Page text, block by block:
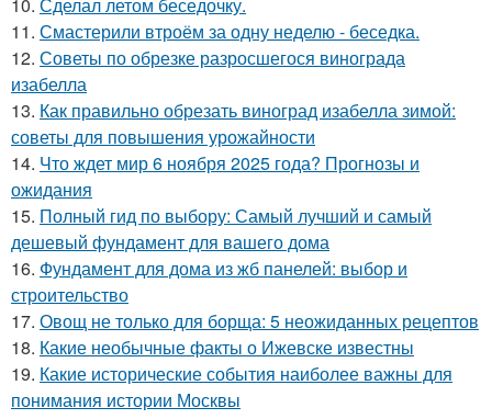
11. Смастерили втроём за одну неделю - беседка.
12. Советы по обрезке разросшегося винограда
изабелла
13. Как правильно обрезать виноград изабелла зимой:
советы для повышения урожайности
14. Что ждет мир 6 ноября 2025 года? Прогнозы и
ожидания
15. Полный гид по выбору: Самый лучший и самый
дешевый фундамент для вашего дома
16. Фундамент для дома из жб панелей: выбор и
строительство
17. Овощ не только для борща: 5 неожиданных рецептов
18. Какие необычные факты о Ижевске известны
19. Какие исторические события наиболее важны для
понимания истории Москвы